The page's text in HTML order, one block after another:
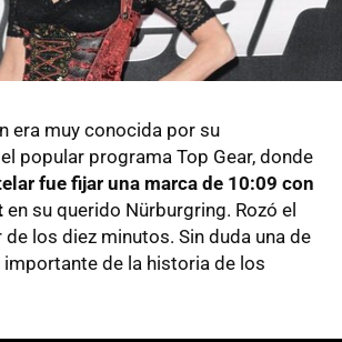
era muy conocida por su
popular programa Top Gear, donde
fue fijar una marca de 10:09 con
en su querido Nürburgring. Rozó el
los diez minutos. Sin duda una de
importante de la historia de los